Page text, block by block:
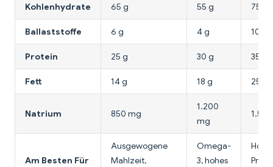
Kohlenhydrate 65 g 55 g 75 g
Ballaststoffe 6 g 4 g 10 g
Protein 25 g 30 g 35 g
Fett 14 g 18 g 25 g
Natrium 850 mg
1.200
mg
Am Besten Für
Ausgewogene
Mahlzeit,
Omega-
3, hohes